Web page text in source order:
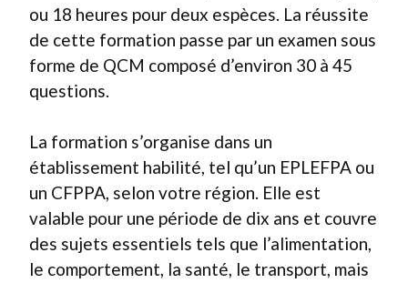
ou 18 heures pour deux espèces. La réussite
de cette formation passe par un examen sous
forme de QCM composé d’environ 30 à 45
questions.
La formation s’organise dans un
établissement habilité, tel qu’un EPLEFPA ou
un CFPPA, selon votre région. Elle est
valable pour une période de dix ans et couvre
des sujets essentiels tels que l’alimentation,
le comportement, la santé, le transport, mais